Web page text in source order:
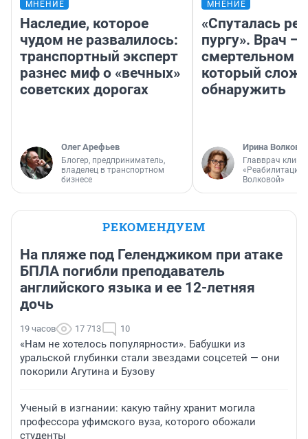
МНЕНИЕ
Наследие, которое
чудом не развалилось:
транспортный эксперт
разнес миф о «вечных»
советских дорогах
Олег Арефьев
Блогер, предприниматель,
владелец в транспортном
бизнесе
МНЕНИЕ
«Спуталась
пургу». Врач —
смертельном
который
обнаружить
Ирина Волкова
Главврач
«Реабилитация
Волковой»
РЕКОМЕНДУЕМ
На пляже под Геленджиком при атаке
БПЛА погибли преподаватель
английского языка и ее 12-летняя
дочь
19 часов 17 713 10
«Нам не хотелось популярности». Бабушки из
уральской глубинки стали звездами соцсетей — они
покорили Агутина и Бузову
Ученый в изгнании: какую тайну хранит могила
профессора уфимского вуза, которого обожали
студенты